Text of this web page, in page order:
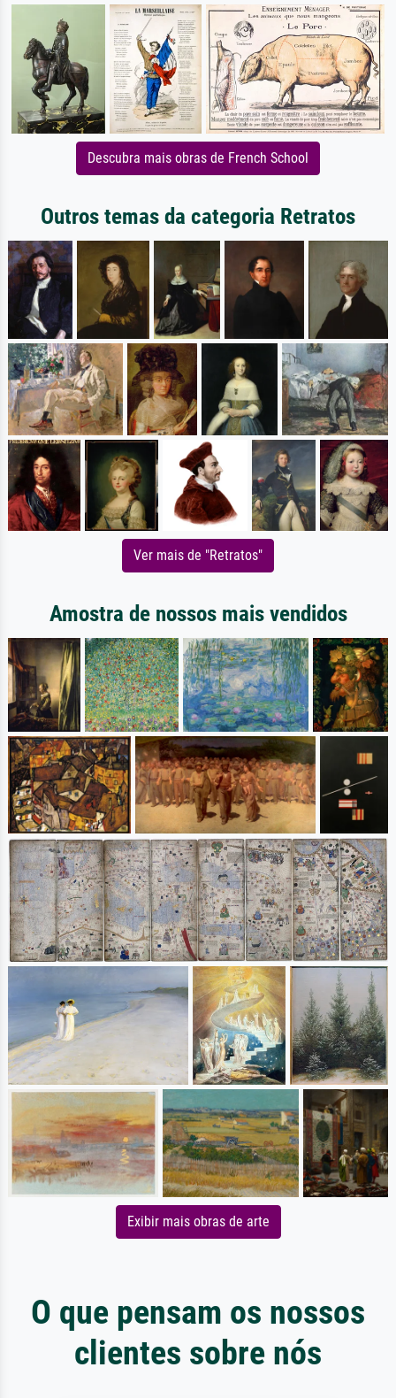
Descubra mais obras de French School
Outros temas da categoria Retratos
Ver mais de "Retratos"
Amostra de nossos mais vendidos
Exibir mais obras de arte
O que pensam os nossos
clientes sobre nós